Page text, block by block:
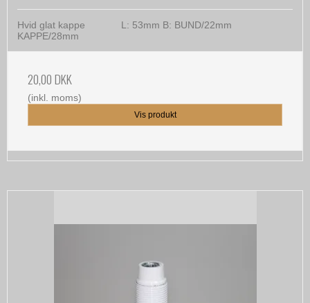
Hvid glat kappe L: 53mm B: BUND/22mm
KAPPE/28mm
20,00 DKK
(inkl. moms)
Vis produkt